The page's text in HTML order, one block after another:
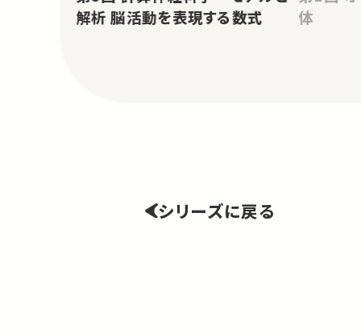
解析 脳活動を表現する数式
体
シリーズに戻る